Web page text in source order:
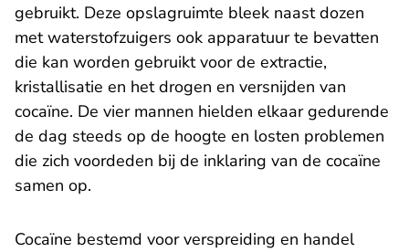
gebruikt. Deze opslagruimte bleek naast dozen
met waterstofzuigers ook apparatuur te bevatten
die kan worden gebruikt voor de extractie,
kristallisatie en het drogen en versnijden van
cocaïne. De vier mannen hielden elkaar gedurende
de dag steeds op de hoogte en losten problemen
die zich voordeden bij de inklaring van de cocaïne
samen op.
Cocaïne bestemd voor verspreiding en handel